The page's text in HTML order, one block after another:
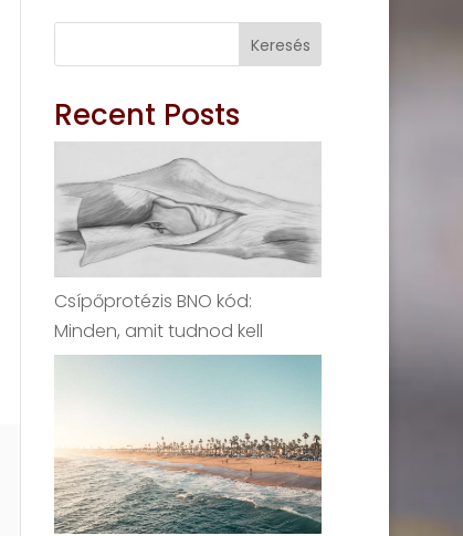
Keresés
Recent Posts
Csípőprotézis BNO kód:
Minden, amit tudnod kell